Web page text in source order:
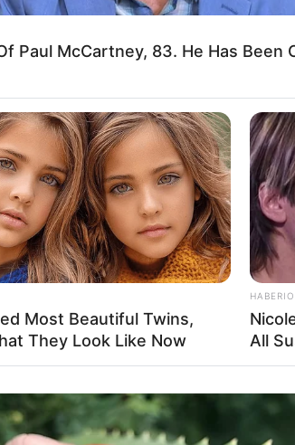
Paul McCartney, 83. He Has Been
Most Beautiful Twins,
They Look Like Now
All